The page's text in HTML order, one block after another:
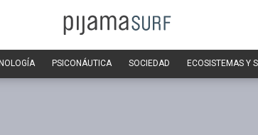
PSICONÁUTICA SOCIEDAD ECOSISTEMAS Y